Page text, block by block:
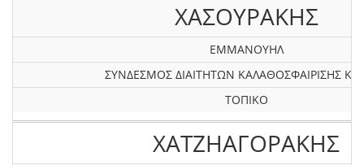
ΧΑΣΟΥΡΑΚΗΣ
ΕΜΜΑΝΟΥΗΛ
ΣΥΝΔΕΣΜΟΣ ΔΙΑΙΤΗΤΩΝ ΚΑΛΑΘΟΣΦΑΙΡΙΣΗΣ
ΤΟΠΙΚΟ
ΧΑΤΖΗΑΓΟΡΑΚΗΣ